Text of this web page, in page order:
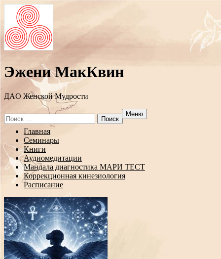
Эжени МакКвин
ДAO Женской Мудрости
Search
for:
Меню
Перейти
содержанию
Главная
Семинары
Книги
Аудиомедитации
Мандала диагностика МАРИ ТЕСТ
Коррекционная кинезиология
Расписание